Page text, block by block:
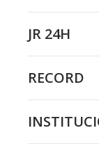
JR 24H
RECORD